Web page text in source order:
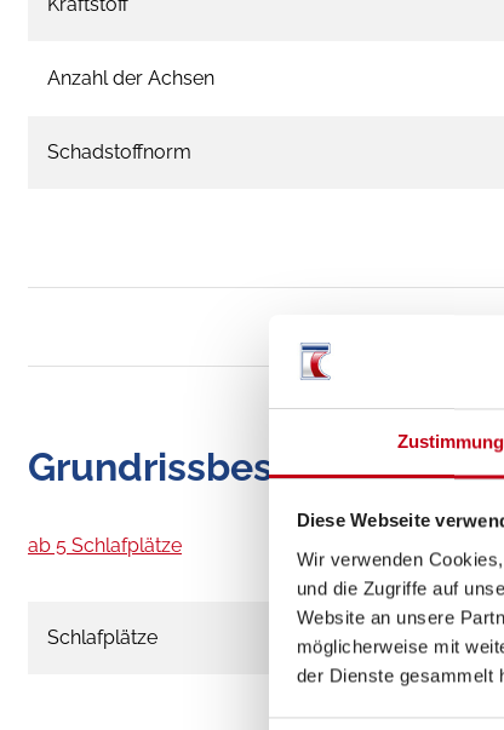
Zustimmung
Diese Webseite
Wir verwenden
und die Zugriffe auf
Website an unsere
möglicherweise mit
der Dienste gesammelt
Anzahl der Achsen
Schadstoffnorm
Grundrissbeschreibung
ab 5 Schlafplätze
Schlafplätze